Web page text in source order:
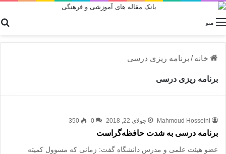
منو
خانه / برنامه ریزی درسی
برنامه ریزی درسی
Mahmoud Hosseini جولای 22, 2018 0
350
برنامه درسی به شدت حافظه‌گراست
عضو هیئت علمی و مدرس دانشگاه گفت: زمانی که مسوول کمیته